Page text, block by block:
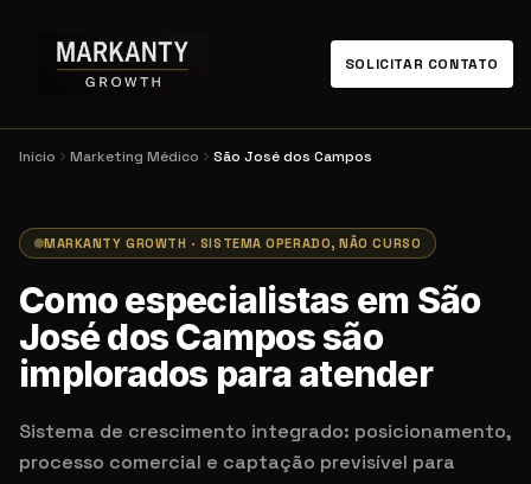
SOLICITAR CONTATO
Início Marketing Médico São José dos Campos
MARKANTY GROWTH · SISTEMA OPERADO, NÃO CURSO
Como especialistas em São
José dos Campos são
implorados para atender
Sistema de crescimento integrado: posicionamento,
processo comercial e captação previsível para